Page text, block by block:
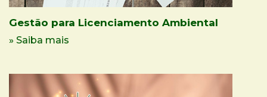
Gestão para Licenciamento Ambiental
» Saiba mais